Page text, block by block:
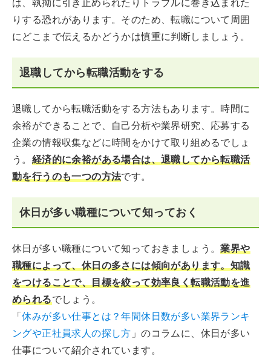
は、執拗に引き止められたりトラブルに巻き込まれた
りする恐れがあります。そのため、転職について周囲
にどこまで伝えるかどうかは慎重に判断しましょう。
退職してから転職活動をする
退職してから転職活動をする方法もあります。時間に
余裕ができることで、自己分析や業界研究、応募する
企業の情報収集などに時間をかけて取り組めるでしょ
う。 経済的に余裕がある場合は、退職してから転職活
動を行うのも一つの方法です。
休日が多い職種について知っておく
休日が多い職種について知っておきましょう。業界や
職種によって、休日の多さには傾向があります。知識
をつけることで、目標を絞って効率良く転職活動を進
められるでしょう。
「休みが多い仕事とは？年間休日数が多い業界ランキ
ングや正社員求人の探し方 」のコラムに、休日が多い
仕事について紹介されています。